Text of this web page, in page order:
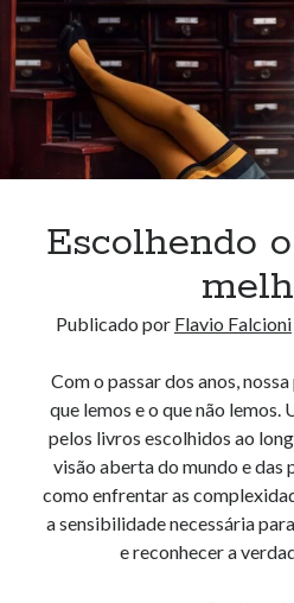
Escolhendo
Publicado por Flavio Falcioni
Com o passar dos anos,
que lemos e o que não lemos.
pelos livros escolhidos ao
visão aberta do mundo e das
como enfrentar as
a sensibilidade necessária
e reconhecer a